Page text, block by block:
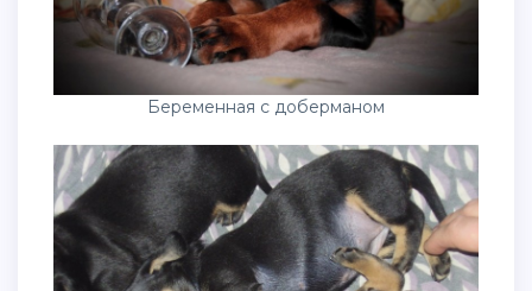
Беременная с доберманом